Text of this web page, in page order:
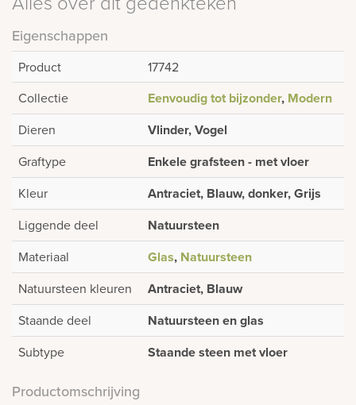
Eigenschappen
Product
17742
Collectie
Eenvoudig tot bijzonder, Modern
Dieren Vlinder, Vogel
Graftype Enkele grafsteen - met vloer
Kleur Antraciet, Blauw, donker, Grijs
Liggende deel Natuursteen
Materiaal Glas, Natuursteen
Natuursteen kleuren Antraciet, Blauw
Staande deel Natuursteen en glas
Subtype Staande steen met vloer
Productomschrijving